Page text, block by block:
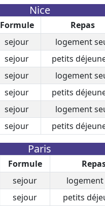
Nice
Formule Repas
sejour logement
sejour petits
sejour logement
sejour petits
sejour logement
sejour petits
Paris
Formule
sejour logement
sejour petits